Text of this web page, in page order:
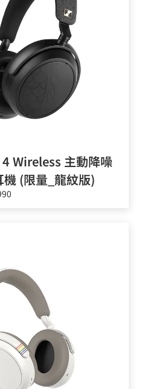
Wireless 主動降噪
(限量_龍紋版)